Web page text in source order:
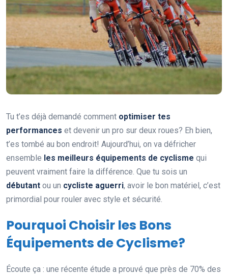
Tu t’es déjà demandé comment optimiser tes
performances et devenir un pro sur deux roues? Eh bien,
t’es tombé au bon endroit! Aujourd’hui, on va défricher
ensemble les meilleurs équipements de cyclisme qui
peuvent vraiment faire la différence. Que tu sois un
débutant ou un cycliste aguerri, avoir le bon matériel, c’est
primordial pour rouler avec style et sécurité.
Pourquoi Choisir les Bons
Équipements de Cyclisme?
Écoute ça : une récente étude a prouvé que près de 70% des